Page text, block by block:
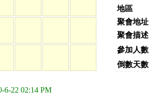
地區
聚會地址
聚會描述
參加人數
倒數天數
6-22 02:14 PM